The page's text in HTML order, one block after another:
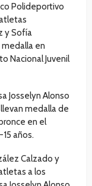
Polideportivo
y Sofía
medalla en
Nacional Juvenil
Josselyn Alonso
medalla de
en el
años.
Calzado y
a los